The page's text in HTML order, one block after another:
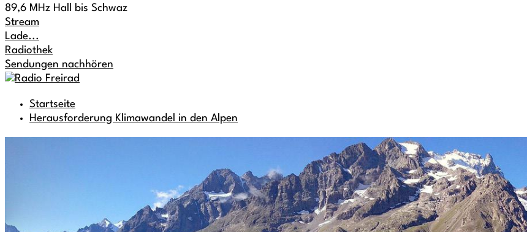
89,6 MHz Hall bis Schwaz
Stream
Lade...
Radiothek
Sendungen nachhören
Startseite
Herausforderung Klimawandel in den Alpen